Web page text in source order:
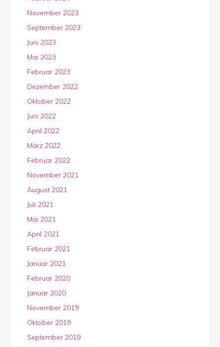
November 2023
September 2023
Juni 2023
Mai 2023
Februar 2023
Dezember 2022
Oktober 2022
Juni 2022
April 2022
März 2022
Februar 2022
November 2021
August 2021
Juli 2021
Mai 2021
April 2021
Februar 2021
Januar 2021
Februar 2020
Januar 2020
November 2019
Oktober 2019
September 2019